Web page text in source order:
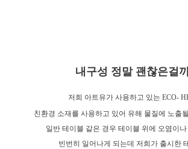
내구성 정말 괜찮은걸
저희 아트유가 사용하고 있는 ECO-
친환경 소재를 사용하고 있어 유해 물질에 노출
일반 테이블 같은 경우 테이블 위에 오염이
빈번히 일어나게 되는데 저희가 출시한